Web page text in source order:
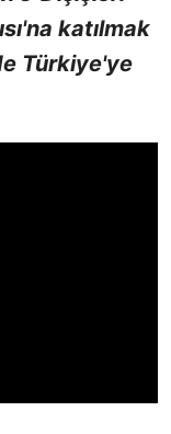
katılmak
Türkiye'ye